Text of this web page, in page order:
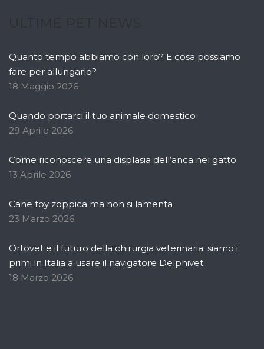
Quanto tempo abbiamo con loro? E cosa possiamo
fare per allungarlo?
18 Maggio 2026
Quando portarci il tuo animale domestico
29 Aprile 2026
Come riconoscere una displasia dell’anca nel gatto
13 Aprile 2026
Cane toy zoppica ma non si lamenta
23 Marzo 2026
Ortovet e il futuro della chirurgia veterinaria: siamo i
primi in Italia a usare il navigatore Delphivet
18 Marzo 2026